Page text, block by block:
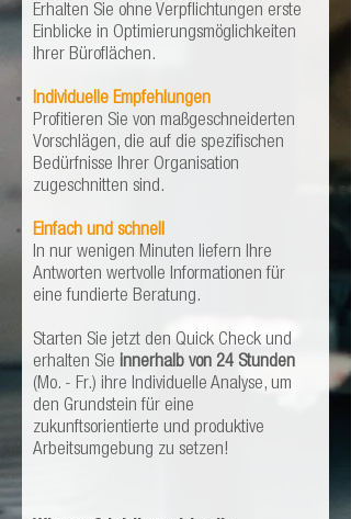
Erhalten Sie ohne Verpflichtungen erste
Einblicke in Optimierungsmöglichkeiten
Ihrer Büroflächen.
Individuelle Empfehlungen
Profitieren Sie von maßgeschneiderten
Vorschlägen, die auf die spezifischen
Bedürfnisse Ihrer Organisation
zugeschnitten sind.
Einfach und schnell
In nur wenigen Minuten liefern Ihre
Antworten wertvolle Informationen für
eine fundierte Beratung.
Starten Sie jetzt den Quick Check und
erhalten Sie innerhalb von 24 Stunden
(Mo. - Fr.) ihre Individuelle Analyse, um
den Grundstein für eine
zukunftsorientierte und produktive
Arbeitsumgebung zu setzen!